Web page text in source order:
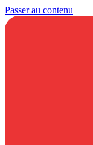
Passer au contenu